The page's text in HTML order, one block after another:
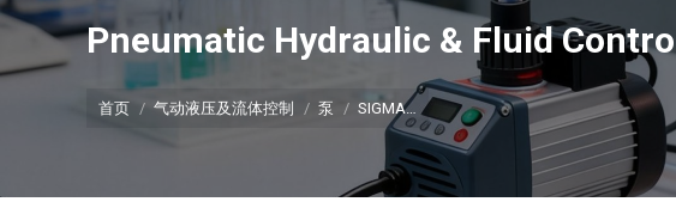
Pneumatic Hydraulic & Fluid
你在这里：
首页 气动液压及流体控制 泵 SIGMA…